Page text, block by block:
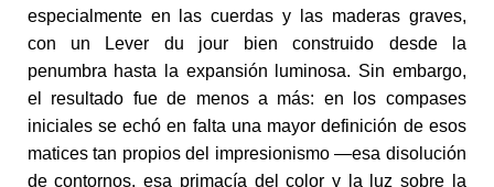
especialmente en las cuerdas y las maderas graves,
con un Lever du jour bien construido desde la
penumbra hasta la expansión luminosa. Sin embargo,
el resultado fue de menos a más: en los compases
iniciales se echó en falta una mayor definición de esos
matices tan propios del impresionismo —esa disolución
de contornos, esa primacía del color y la luz sobre la